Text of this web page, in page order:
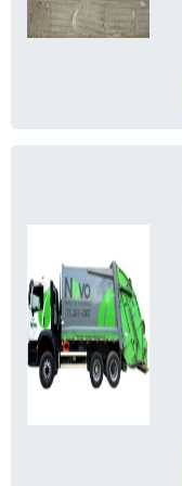
Quanto
conforme os
geralmente
imediato.
Quais são
Os quatro tipos
mecânica,
Quais são